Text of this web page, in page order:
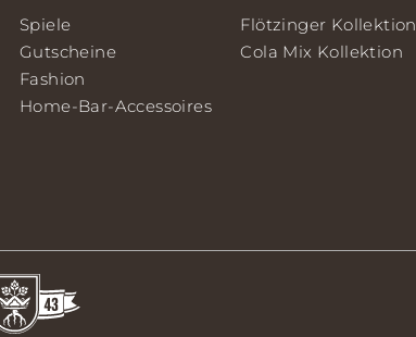
Spiele
Gutscheine
Fashion
Home-Bar-Accessoires
Flötzinger Kollektion
Cola Mix Kollektion